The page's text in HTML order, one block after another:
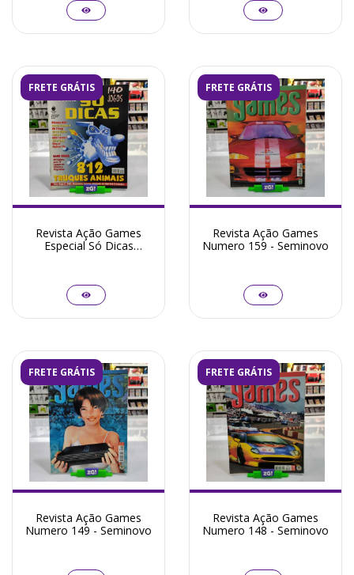
FRETE GRÁTIS
Revista Ação Games
Especial Só Dicas
FRETE GRÁTIS
Revista Ação Games
Numero 159 - Seminovo
FRETE GRÁTIS
Revista Ação Games
Numero 149 - Seminovo
FRETE GRÁTIS
Revista Ação Games
Numero 148 - Seminovo